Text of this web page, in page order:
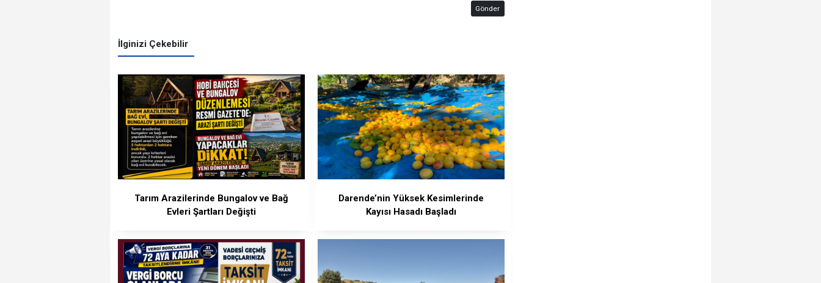
Gönder
İlginizi Çekebilir
Tarım Arazilerinde Bungalov ve Bağ
Evleri Şartları Değişti
Darende’nin Yüksek Kesimlerinde
Kayısı Hasadı Başladı